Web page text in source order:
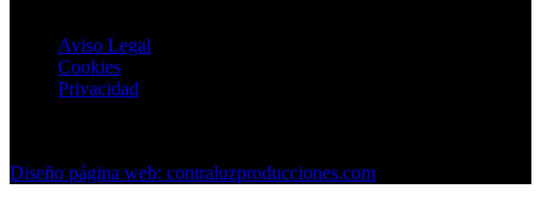
Aviso Legal
Cookies
Privacidad
Diseño página web: contraluzproducciones.com